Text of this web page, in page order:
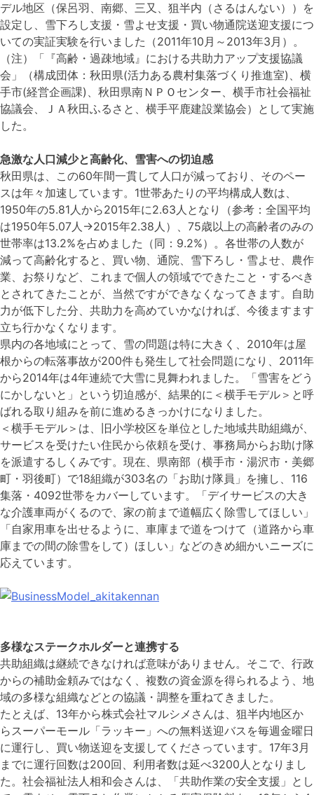
デル地区（保呂羽、南郷、三又、狙半内（さるはんない））を
設定し、雪下ろし支援・雪よせ支援・買い物通院送迎支援につ
いての実証実験を行いました（2011年10月～2013年3月）。
（注）「『高齢・過疎地域』における共助力アップ支援協議
会」（構成団体：秋田県(活力ある農村集落づくり推進室)、横
手市(経営企画課)、秋田県南ＮＰＯセンター、横手市社会福祉
協議会、ＪＡ秋田ふるさと、横手平鹿建設業協会）として実施
した。
急激な人口減少と高齢化、雪害への切迫感
秋田県は、この60年間一貫して人口が減っており、そのペー
スは年々加速しています。1世帯あたりの平均構成人数は、
1950年の5.81人から2015年に2.63人となり（参考：全国平均
は1950年5.07人→2015年2.38人）、75歳以上の高齢者のみの
世帯率は13.2%を占めました（同：9.2%）。各世帯の人数が
減って高齢化すると、買い物、通院、雪下ろし・雪よせ、農作
業、お祭りなど、これまで個人の領域でできたこと・するべき
とされてきたことが、当然ですができなくなってきます。自助
力が低下した分、共助力を高めていかなければ、今後ますます
立ち行かなくなります。
県内の各地域にとって、雪の問題は特に大きく、2010年は屋
根からの転落事故が200件も発生して社会問題になり、2011年
から2014年は4年連続で大雪に見舞われました。「雪害をどう
にかしないと」という切迫感が、結果的に＜横手モデル＞と呼
ばれる取り組みを前に進めるきっかけになりました。
＜横手モデル＞は、旧小学校区を単位とした地域共助組織が、
サービスを受けたい住民から依頼を受け、事務局からお助け隊
を派遣するしくみです。現在、県南部（横手市・湯沢市・美郷
町・羽後町）で18組織が303名の「お助け隊員」を擁し、116
集落・4092世帯をカバーしています。「デイサービスの大き
な介護車両がくるので、家の前まで道幅広く除雪してほしい」
「自家用車を出せるように、車庫まで道をつけて（道路から車
庫までの間の除雪をして）ほしい」などのきめ細かいニーズに
応えています。
多様なステークホルダーと連携する
共助組織は継続できなければ意味がありません。そこで、行政
からの補助金頼みではなく、複数の資金源を得られるよう、地
域の多様な組織などとの協議・調整を重ねてきました。
たとえば、13年から株式会社マルシメさんは、狙半内地区か
らスーパーモール「ラッキー」への無料送迎バスを毎週金曜日
に運行し、買い物送迎を支援してくださっています。17年3月
までに運行回数は200回、利用者数は延べ3200人となりまし
た。社会福祉法人相和会さんは、「共助作業の安全支援」とし